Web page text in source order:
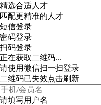
精选合适人才
匹配更精准的人才
短信登录
密码登录
扫码登录
正在获取二维码...
请使用微信扫一扫登录
二维码已失效点击刷新
请填写用户名